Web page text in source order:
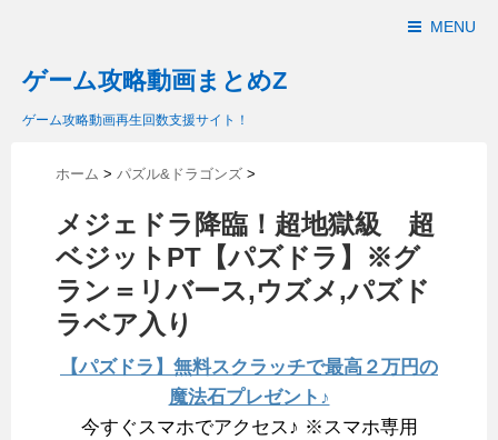
MENU
ゲーム攻略動画まとめZ
ゲーム攻略動画再生回数支援サイト！
ホーム > パズル&ドラゴンズ >
メジェドラ降臨！超地獄級 超
ベジットPT【パズドラ】※グ
ラン＝リバース,ウズメ,パズド
ラベア入り
【パズドラ】無料スクラッチで最高２万円の
魔法石プレゼント♪
今すぐスマホでアクセス♪ ※スマホ専用